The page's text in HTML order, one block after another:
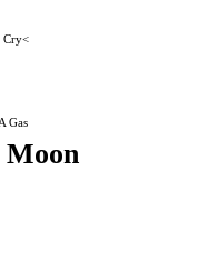
Cry<
Gas
Moon